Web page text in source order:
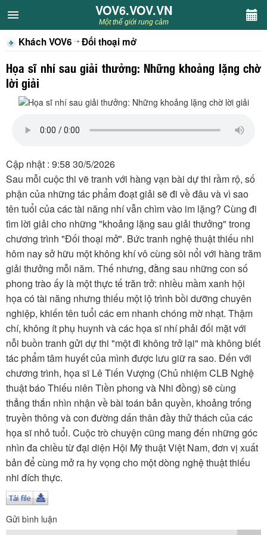
VOV6.VOV.VN
CHUYÊN MỤC
Khách VOV6
Văn học
Sân khấu
Thiếu nhi
Kết nối VOV6
TÌM KIẾM
Vận hành bởi QI Corp
VOV6.VOV.VN
Một thế giới rung cảm
Khách VOV6 Đối thoại mở
Họa sĩ nhí sau giải thưởng: Những khoảng lặng chờ
lời giải
Cập nhật : 9:58 30/5/2026
Sau mỗi cuộc thi vẽ tranh với hàng vạn bài dự thi rầm rộ, số
phận của những tác phẩm đoạt giải sẽ đi về đâu và vì sao
tên tuổi của các tài năng nhí vẫn chìm vào im lặng? Cùng đi
tìm lời giải cho những "khoảng lặng sau giải thưởng" trong
chương trình "Đối thoại mở". Bức tranh nghệ thuật thiếu nhi
hôm nay sở hữu một không khí vô cùng sôi nổi với hàng trăm
giải thưởng mỗi năm. Thế nhưng, đằng sau những con số
phong trào ấy là một thực tế trăn trở: nhiều mầm xanh hội
họa có tài năng nhưng thiếu một lộ trình bồi dưỡng chuyên
nghiệp, khiến tên tuổi các em nhanh chóng mờ nhạt. Thậm
chí, không ít phụ huynh và các họa sĩ nhí phải đối mặt với
nỗi buồn tranh gửi dự thi "một đi không trở lại" mà không biết
tác phẩm tâm huyết của mình được lưu giữ ra sao. Đến với
chương trình, họa sĩ Lê Tiến Vượng (Chủ nhiệm CLB Nghệ
thuật báo Thiếu niên Tiền phong và Nhi đồng) sẽ cùng
thẳng thắn nhìn nhận về bài toán bản quyền, khoảng trống
truyền thông và con đường dấn thân đầy thử thách của các
họa sĩ nhỏ tuổi. Cuộc trò chuyện cũng mang đến những góc
nhìn đa chiều từ đại diện Hội Mỹ thuật Việt Nam, đơn vị xuất
bản để cùng mở ra hy vọng cho một dòng nghệ thuật thiếu
nhi đích thực.
Gửi bình luận